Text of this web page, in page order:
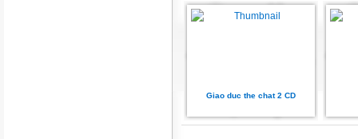
Giao duc the chat 2 CD